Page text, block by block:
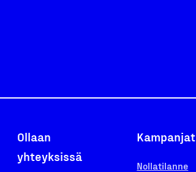
Ollaan
yhteyksissä
Kampanjat
Nollatilanne